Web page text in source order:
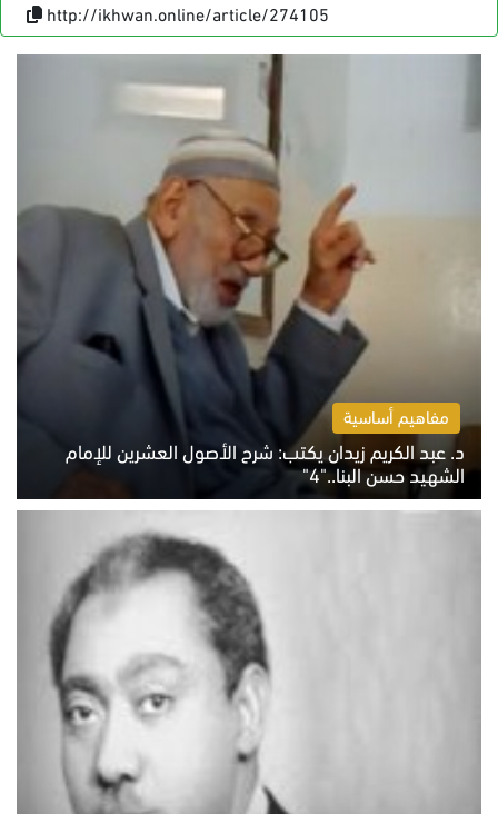
http://ikhwan.online/article/274105
مفاهيم أساسية
د. عبد الكريم زيدان يكتب: شرح الأصول العشرين للإمام
الشهيد حسن البنا.."4"
الخميس 6 أغسطس 2026 10:27 ص